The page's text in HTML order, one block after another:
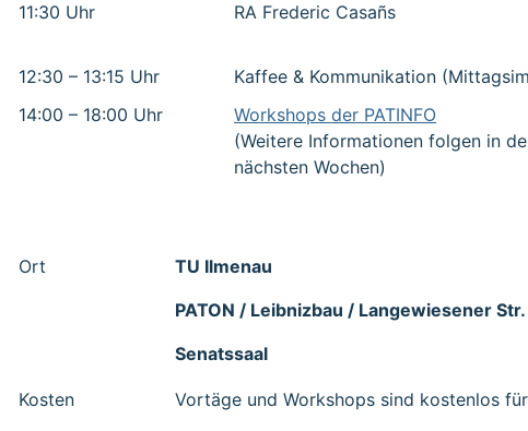
11:30 Uhr
RA Frederic Casañs
12:30 – 13:15 Uhr
Kaffee & Kommunikation
14:00 – 18:00 Uhr
Workshops der PATINFO
(Weitere Informationen folgen in
nächsten Wochen)
Ort
TU Ilmenau
PATON / Leibnizbau / Langewiesener
Senatssaal
Kosten
Vortäge und Workshops sind kostenlos